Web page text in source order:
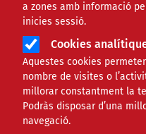
a zones amb informació
inicies sessió.
Cookies
Aquestes cookies
nombre de visites o
millorar constantment la
Podràs disposar d’una
navegació.
Àmbit
Tot el que
fiscalitat de